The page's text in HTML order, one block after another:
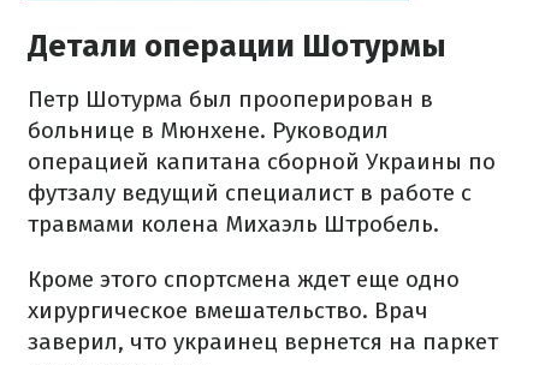
Детали операции Шотурмы
Петр Шотурма был прооперирован в
больнице в Мюнхене. Руководил
операцией капитана сборной Украины по
футзалу ведущий специалист в работе с
травмами колена Михаэль Штробель.
Кроме этого спортсмена ждет еще одно
хирургическое вмешательство. Врач
заверил, что украинец вернется на паркет